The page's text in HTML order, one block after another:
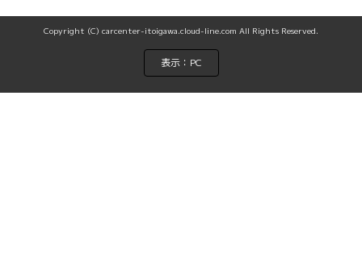
Copyright (C) carcenter-itoigawa.cloud-line.com All Rights Reserved.
表示：PC